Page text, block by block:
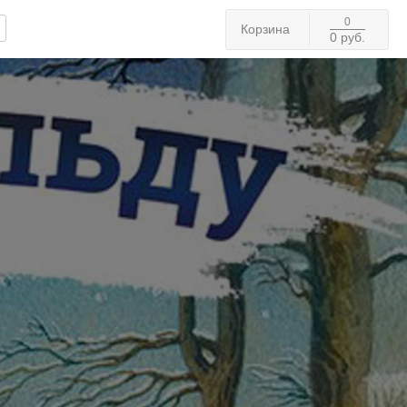
Корзина 0
0 руб.